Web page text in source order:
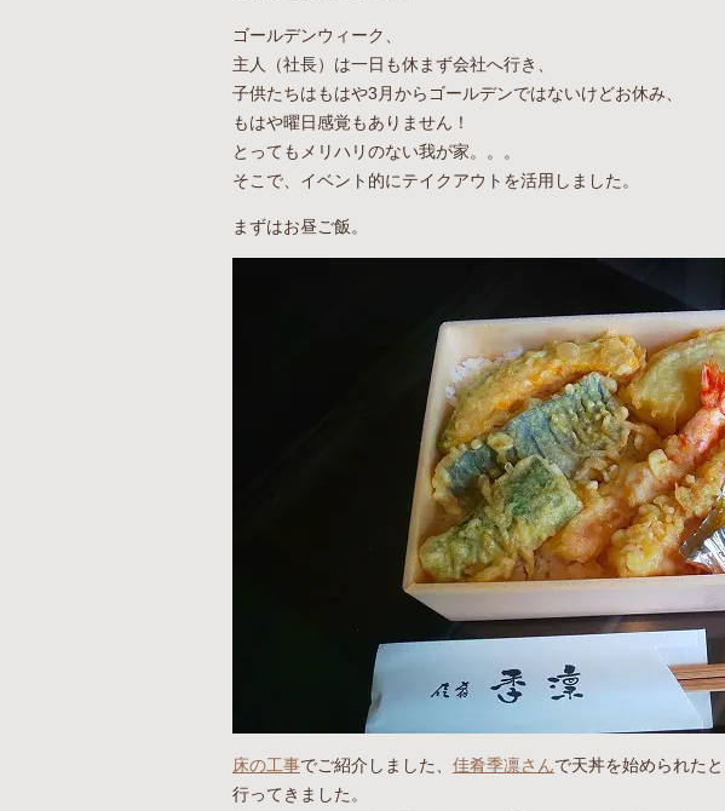
ゴールデンウィーク、
主人（社長）は一日も休まず会社へ行き、
子供たちはもはや3月からゴールデンではないけどお休み、
もはや曜日感覚もありません！
とってもメリハリのない我が家。。。
そこで、イベント的にテイクアウトを活用しました。
まずはお昼ご飯。
床の工事でご紹介しました、 佳肴季凛さんで天丼を始められた
行ってきました。